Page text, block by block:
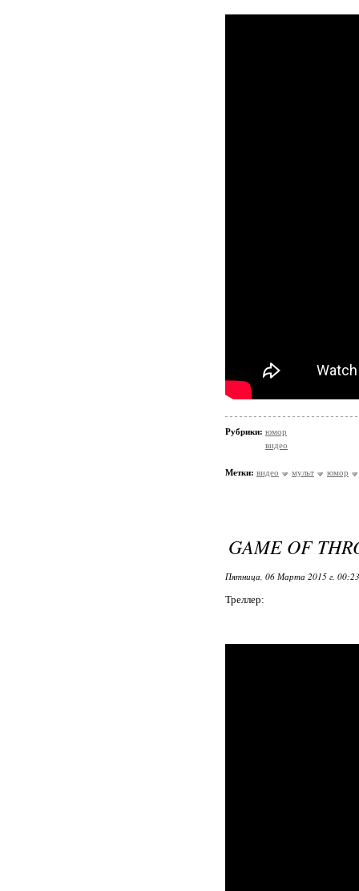
Рубрики: юмор
видео
Метки: видео мульт юмор
GAME OF
Пятница, 06 Марта 2015 г.
Треллер: